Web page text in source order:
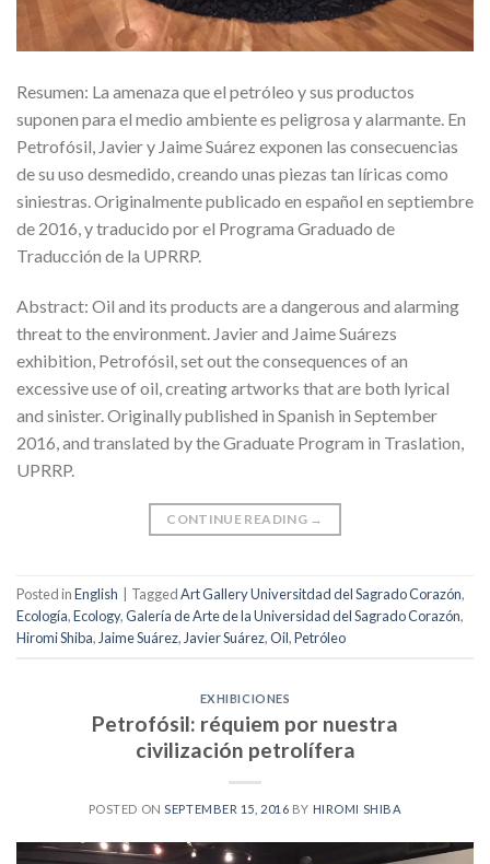
Resumen: La amenaza que el petróleo y sus productos
suponen para el medio ambiente es peligrosa y alarmante. En
Petrofósil, Javier y Jaime Suárez exponen las consecuencias
de su uso desmedido, creando unas piezas tan líricas como
siniestras. Originalmente publicado en español en septiembre
de 2016, y traducido por el Programa Graduado de
Traducción de la UPRRP.
Abstract: Oil and its products are a dangerous and alarming
threat to the environment. Javier and Jaime Suárezs
exhibition, Petrofósil, set out the consequences of an
excessive use of oil, creating artworks that are both lyrical
and sinister. Originally published in Spanish in September
2016, and translated by the Graduate Program in Traslation,
UPRRP.
CONTINUE READING →
Posted inEnglish TaggedArt Gallery Universitdad del Sagrado Corazón,
Ecología,Ecology,Galería de Arte de la Universidad del Sagrado Corazón,
Hiromi Shiba,Jaime Suárez,Javier Suárez,Oil,Petróleo
EXHIBICIONES
Petrofósil: réquiem por nuestra
civilización petrolífera
POSTED ON SEPTEMBER 15, 2016 BY HIROMI SHIBA